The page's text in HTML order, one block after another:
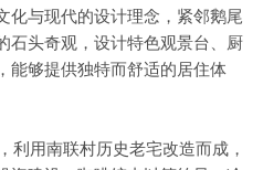
化与现代的设计理念，紧邻鹅尾
石头奇观，设计特色观景台、厨
能够提供独特而舒适的居住体
用南联村历史老宅改造而成，